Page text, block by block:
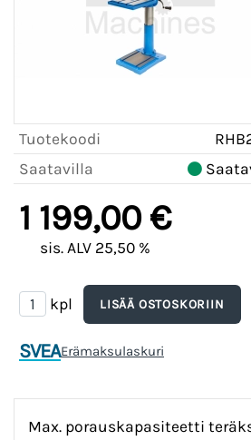
Tuotekoodi
Saatavilla
1 199,00 €
sis. ALV 25,50 %
kpl
SVEAErämaksulaskuri
Max. porauskapasiteetti